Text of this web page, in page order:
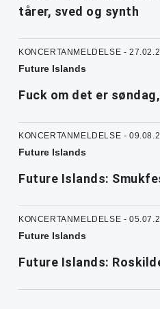
tårer, sved og synth
KONCERTANMELDELSE -
Future Islands
Fuck om det er
KONCERTANMELDELSE -
Future Islands
Future Islands:
KONCERTANMELDELSE -
Future Islands
Future Islands: